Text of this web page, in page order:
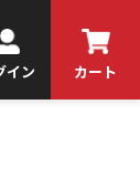
イン
カート